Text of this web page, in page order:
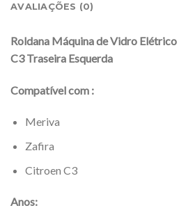
AVALIAÇÕES (0)
Roldana Máquina de Vidro
C3 Traseira Esquerda
Compatível com :
Meriva
Zafira
Citroen C3
Anos: